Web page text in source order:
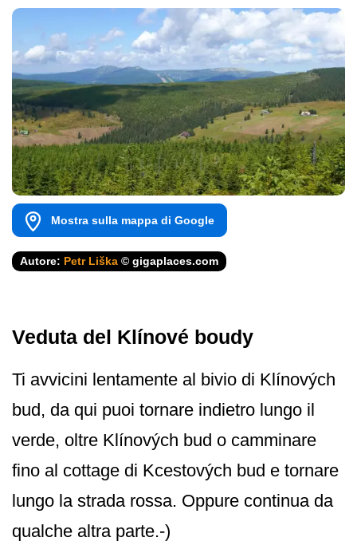
Mostra sulla mappa di Google
Autore: Petr Liška © gigaplaces.com
Veduta del Klínové boudy
Ti avvicini lentamente al bivio di Klínových
bud, da qui puoi tornare indietro lungo il
verde, oltre Klínových bud o camminare
fino al cottage di Kcestových bud e tornare
lungo la strada rossa. Oppure continua da
qualche altra parte.-)